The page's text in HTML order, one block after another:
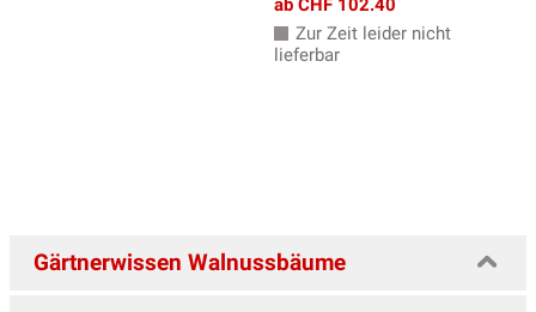
Zur Zeit leider nicht
lieferbar
Gärtnerwissen Walnussbäume